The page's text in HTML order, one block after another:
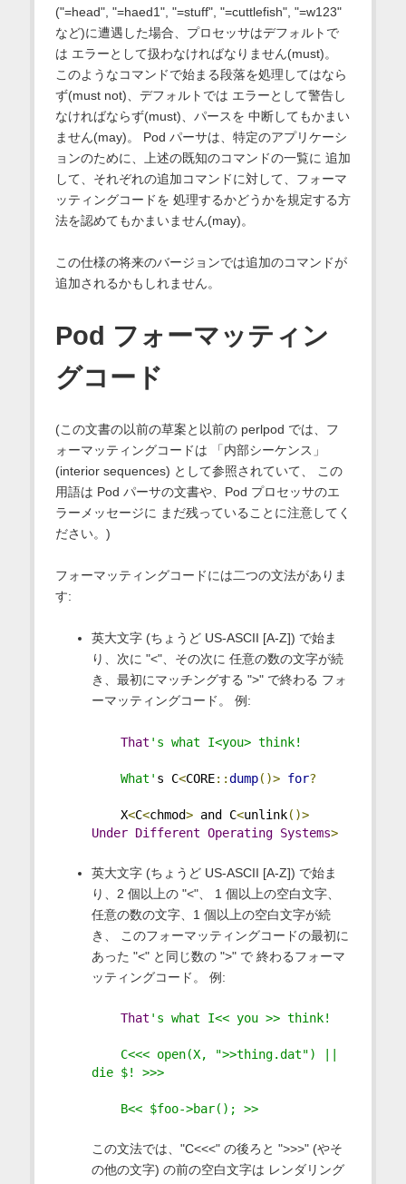
("=head", "=haed1", "=stuff", "=cuttlefish", "=w123"
など)に遭遇した場合、プロセッサはデフォルトで
は エラーとして扱わなければなりません(must)。
このようなコマンドで始まる段落を処理してはなら
ず(must not)、デフォルトでは エラーとして警告し
なければならず(must)、パースを 中断してもかまい
ません(may)。 Pod パーサは、特定のアプリケーシ
ョンのために、上述の既知のコマンドの一覧に 追加
して、それぞれの追加コマンドに対して、フォーマ
ッティングコードを 処理するかどうかを規定する方
法を認めてもかまいません(may)。
この仕様の将来のバージョンでは追加のコマンドが
追加されるかもしれません。
Pod フォーマッティン
グコード
(この文書の以前の草案と以前の perlpod では、フ
ォーマッティングコードは 「内部シーケンス」
(interior sequences) として参照されていて、 この
用語は Pod パーサの文書や、Pod プロセッサのエ
ラーメッセージに まだ残っていることに注意してく
ださい。)
フォーマッティングコードには二つの文法がありま
す:
英大文字 (ちょうど US-ASCII [A-Z]) で始ま
り、次に "<"、その次に 任意の数の文字が続
き、最初にマッチングする ">" で終わる フォ
ーマッティングコード。 例:
That 's what I<you> think!
What' s C<CORE::dump()> for?
X<C<chmod> and C<unlink()>
Under Different Operating Systems>
英大文字 (ちょうど US-ASCII [A-Z]) で始ま
り、2 個以上の "<"、 1 個以上の空白文字、
任意の数の文字、1 個以上の空白文字が続
き、 このフォーマッティングコードの最初に
あった "<" と同じ数の ">" で 終わるフォーマ
ッティングコード。 例:
That 's what I<< you >> think!
C<<< open(X, ">>thing.dat") ||
die $! >>>
B<< $foo->bar(); >>
この文法では、"C<<<" の後ろと ">>>" (やそ
の他の文字) の前の空白文字は レンダリング